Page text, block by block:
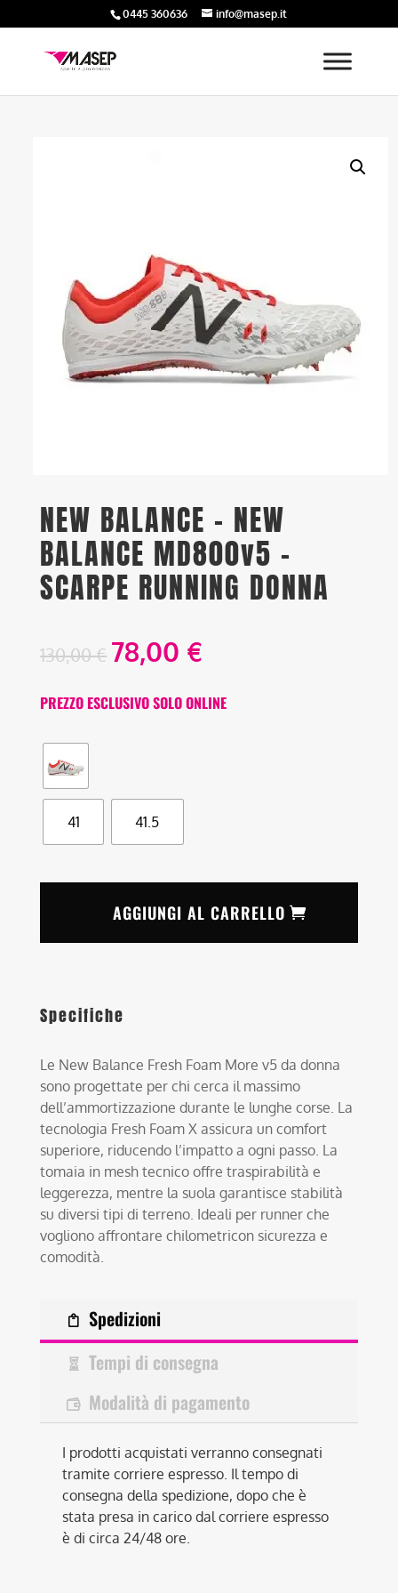
0445 360636 info@masep.it
NEW BALANCE – NEW
BALANCE MD800v5 –
SCARPE RUNNING DONNA
130,00€ 78,00 €
PREZZO ESCLUSIVO SOLO ONLINE
41 41.5
AGGIUNGI AL CARRELLO
Specifiche
Le New Balance Fresh Foam More v5 da donna
sono progettate per chi cerca il massimo
dell’ammortizzazione durante le lunghe corse. La
tecnologia Fresh Foam X assicura un comfort
superiore, riducendo l’impatto a ogni passo. La
tomaia in mesh tecnico offre traspirabilità e
leggerezza, mentre la suola garantisce stabilità
su diversi tipi di terreno. Ideali per runner che
vogliono affrontare chilometricon sicurezza e
comodità.
Spedizioni
Tempi di consegna
Modalità di pagamento
I prodotti acquistati verranno consegnati
tramite corriere espresso. Il tempo di
consegna della spedizione, dopo che è
stata presa in carico dal corriere espresso
è di circa 24/48 ore.